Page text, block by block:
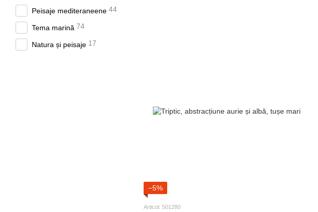
−5%
Articol: 501280
Peisaje mediteraneene 44
Tema marină 74
Natura și peisaje 17